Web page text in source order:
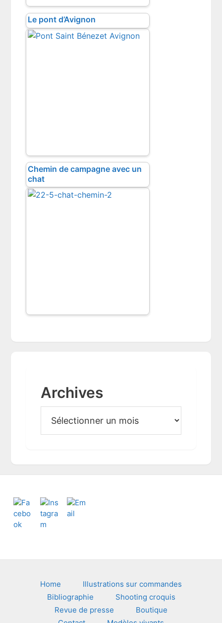
Le pont d’Avignon
Chemin de campagne avec un
chat
Archives
c
s
Footer
Home
Illustrations sur commandes
Bibliographie
Shooting croquis
Revue de presse
Boutique